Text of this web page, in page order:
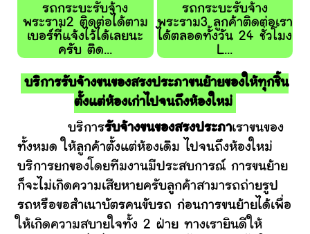
รถกระบะรับจ้าง
พระราม2 ติดต่อได้ตาม
เบอร์ที่แจ้งไว้ได้เลยนะ
ครับ ติด...
รถกระบะรับจ้าง
พระราม3 ลูกค้าติดต่อเรา
ได้ตลอดทั้งวัน 24 ชั่วโมง
L...
บริการรับจ้างขนของสรงประภาขนย้ายของให้ทุกชิ้น
ตั้งแต่ห้องเก่าไปจนถึงห้องใหม่
บริการรับจ้างขนของสรงประภาเราขนของ
ทั้งหมด ให้ลูกค้าตั้งแต่ห้องเดิม ไปจนถึงห้องใหม่
บริการยกของโดยทีมงานมีประสบการณ์ การขนย้าย
ก็จะไม่เกิดความเสียหายครับลูกค้าสามารถถ่ายรูป
รถหรือขอสำเนาบัตรคนขับรถ ก่อนการขนย้ายได้เพื่อ
ให้เกิดความสบายใจทั้ง 2 ฝ่าย ทางเรายินดีให้